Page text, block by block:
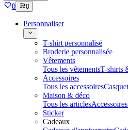
0 0
Personnaliser
T-shirt personnalisé
Broderie personnalisée
Vêtements
Tous les vêtementsT-shirts
Accessoires
Tous les accessoires
Maison & déco
Tous les articles
Sticker
Cadeaux